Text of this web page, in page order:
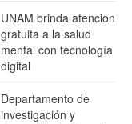
UNAM brinda atención
gratuita a la salud
mental con tecnología
digital
Departamento de
investigación y